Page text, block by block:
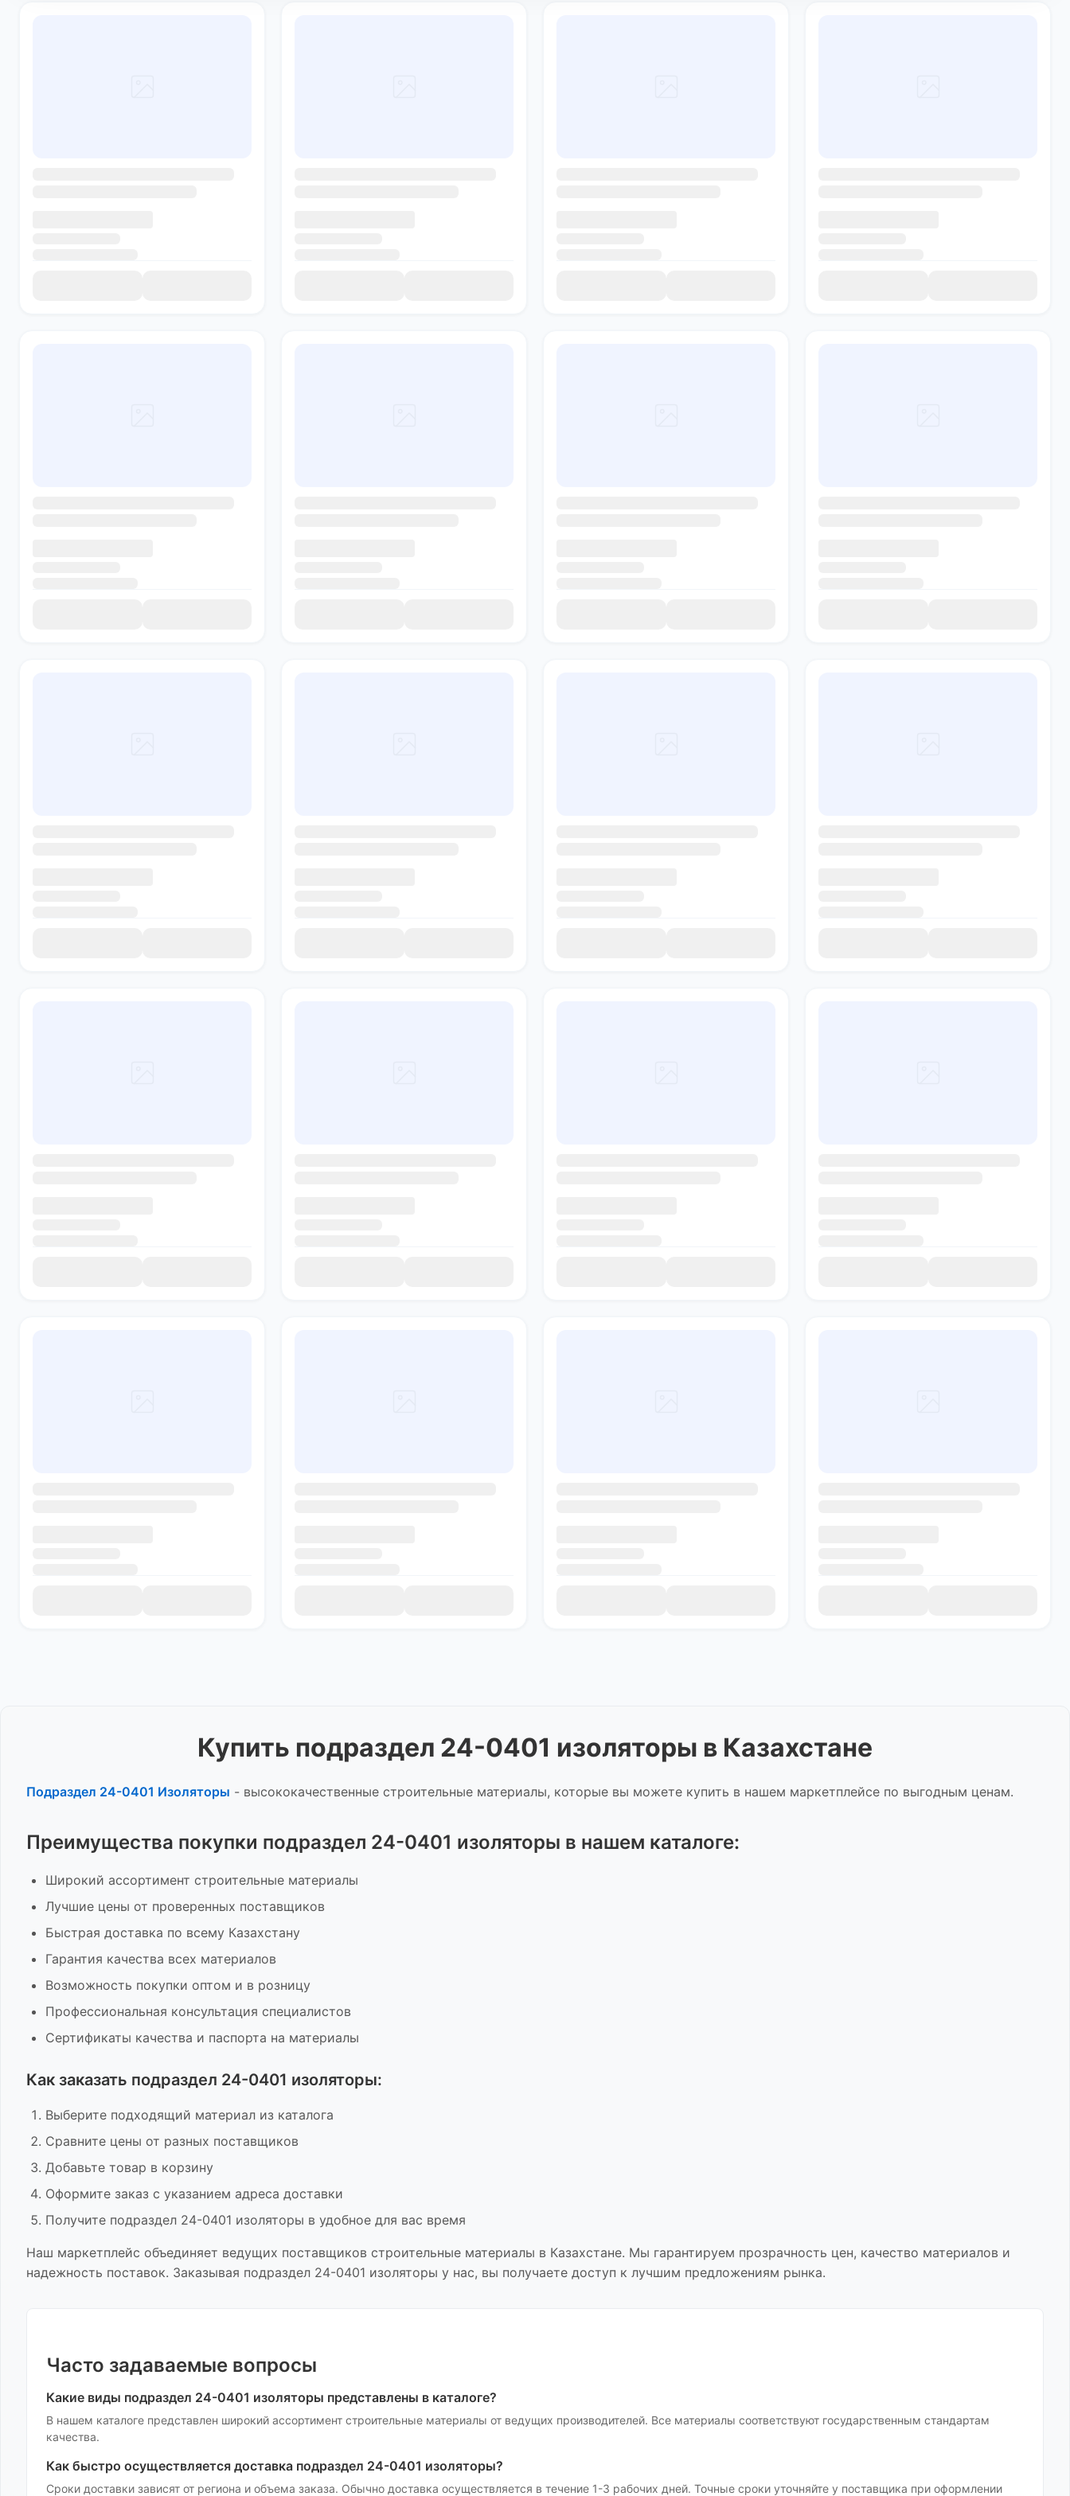
Купить подраздел 24-0401 изоляторы в Казахстане
Подраздел 24-0401 Изоляторы - высококачественные строительные материалы, которые вы можете купить в нашем маркетплейсе по выгодным ценам.
Преимущества покупки подраздел 24-0401 изоляторы в нашем каталоге:
Широкий ассортимент строительные материалы
Лучшие цены от проверенных поставщиков
Быстрая доставка по всему Казахстану
Гарантия качества всех материалов
Возможность покупки оптом и в розницу
Профессиональная консультация специалистов
Сертификаты качества и паспорта на материалы
Как заказать подраздел 24-0401 изоляторы:
Выберите подходящий материал из каталога
Сравните цены от разных поставщиков
Добавьте товар в корзину
Оформите заказ с указанием адреса доставки
Получите подраздел 24-0401 изоляторы в удобное для вас время
Наш маркетплейс объединяет ведущих поставщиков строительные материалы в Казахстане. Мы гарантируем прозрачность цен, качество материалов и
надежность поставок. Заказывая подраздел 24-0401 изоляторы у нас, вы получаете доступ к лучшим предложениям рынка.
Часто задаваемые вопросы
Какие виды подраздел 24-0401 изоляторы представлены в каталоге?
В нашем каталоге представлен широкий ассортимент строительные материалы от ведущих производителей. Все материалы соответствуют государственным стандартам
качества.
Как быстро осуществляется доставка подраздел 24-0401 изоляторы?
Сроки доставки зависят от региона и объема заказа. Обычно доставка осуществляется в течение 1-3 рабочих дней. Точные сроки уточняйте у поставщика при оформлении